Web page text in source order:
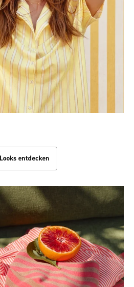
Looks entdecken